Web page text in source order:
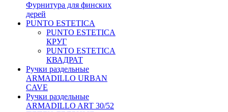
Фурнитура для финских
дерей
PUNTO ESTETICA
PUNTO ESTETICA
КРУГ
PUNTO ESTETICA
КВАДРАТ
Ручки раздельные
ARMADILLO URBAN
CAVE
Ручки раздельные
ARMADILLO ART 30/52